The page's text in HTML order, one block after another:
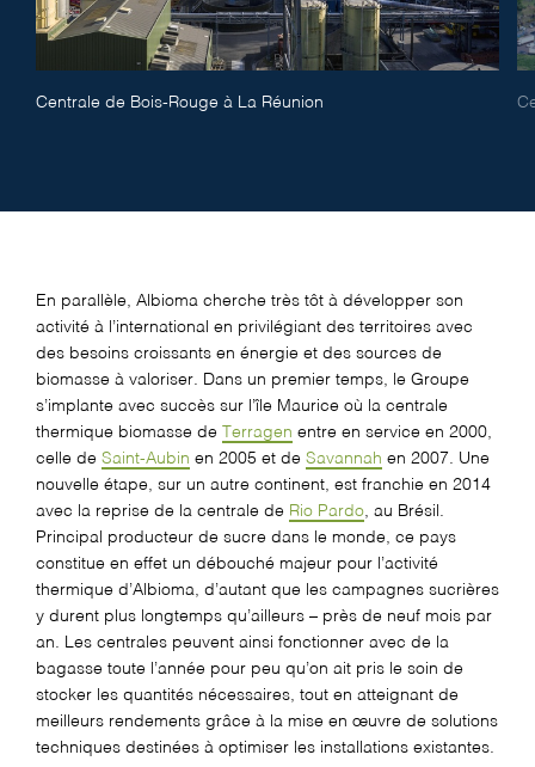
Centrale de Bois-Rouge à La Réunion
En parallèle, Albioma cherche très tôt à développer son
activité à l’international en privilégiant des territoires avec
des besoins croissants en énergie et des sources de
biomasse à valoriser. Dans un premier temps, le Groupe
s’implante avec succès sur l’île Maurice où la centrale
thermique biomasse de
Terragen entre en service en 2000,
celle de Saint-Aubin en 2005 et de Savannah en 2007. Une
nouvelle étape, sur un autre continent, est franchie en 2014
avec la reprise de la centrale de Rio Pardo, au Brésil.
Principal producteur de sucre dans le monde, ce pays
constitue en effet un débouché majeur pour l’activité
thermique d’Albioma, d’autant que les campagnes sucrières
y durent plus longtemps qu’ailleurs – près de neuf mois par
an. Les centrales peuvent ainsi fonctionner avec de la
bagasse toute l’année pour peu qu’on ait pris le soin de
stocker les quantités nécessaires, tout en atteignant de
meilleurs rendements grâce à la mise en œuvre de solutions
techniques destinées à optimiser les installations existantes.